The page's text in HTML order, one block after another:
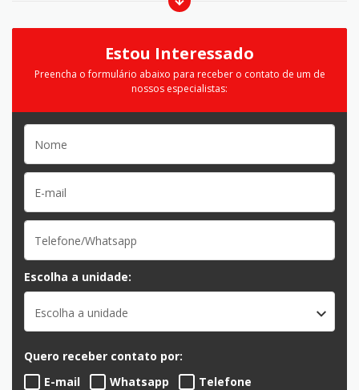
Estou Interessado
Preencha o formulário abaixo para receber o contato de um de
nossos especialistas:
Escolha a unidade:
Escolha a unidade
Quero receber contato por:
E-mail
Whatsapp Telefone